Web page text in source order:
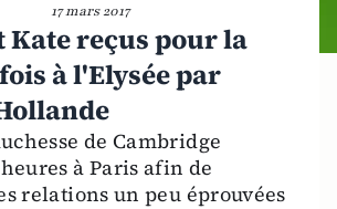
17 mars 2017
reçus pour la
à l'Elysée par
de Cambridge
à Paris afin de
relations un peu éprouvées